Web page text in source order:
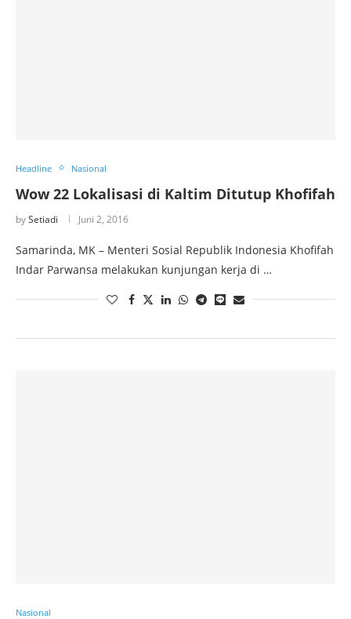
Headline Nasional
Wow 22 Lokalisasi di Kaltim Ditutup Khofifah
bySetiadi Juni 2, 2016
Samarinda, MK – Menteri Sosial Republik Indonesia Khofifah
Indar Parwansa melakukan kunjungan kerja di …
Nasional